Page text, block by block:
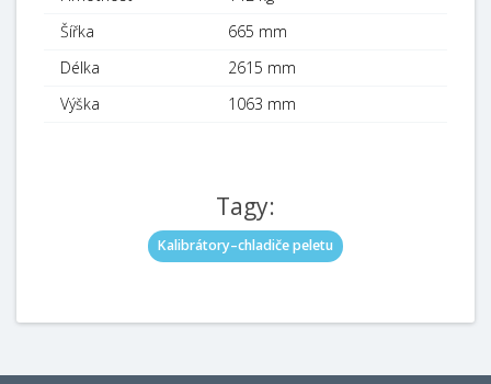
Šířka
665 mm
Délka
2615 mm
Výška
1063 mm
Tagy:
Kalibrátory–chladiče peletu